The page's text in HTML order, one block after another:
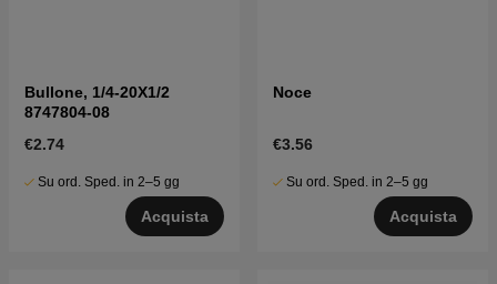
Bullone, 1/4-20X1/2
8747804-08
€2.74
Su ord. Sped. in 2–5 gg
Acquista
Noce
€3.56
Su ord. Sped. in 2–5 gg
Acquista